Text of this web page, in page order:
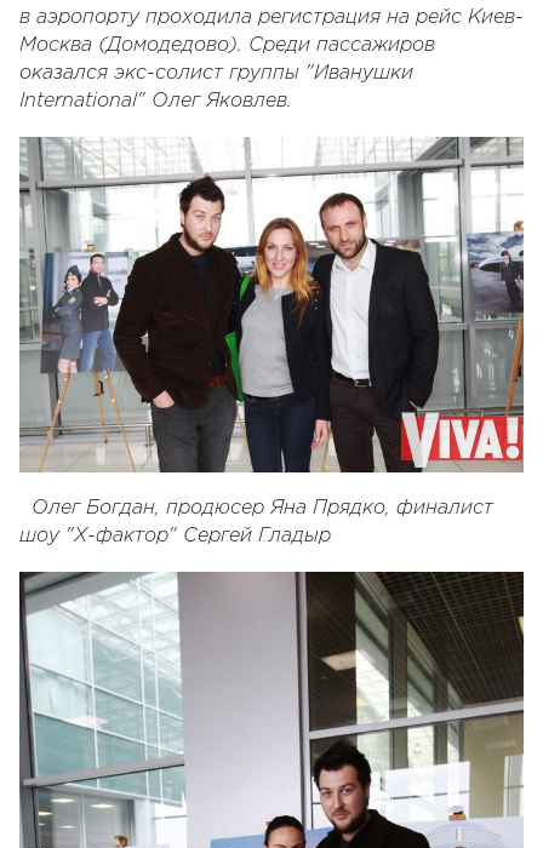
в аэропорту проходила регистрация на рейс Киев-
Москва (Домодедово). Среди пассажиров
оказался экс-солист группы "Иванушки
International" Олег Яковлев.
Олег Богдан, продюсер Яна Прядко, финалист
шоу "Х-фактор" Сергей Гладыр